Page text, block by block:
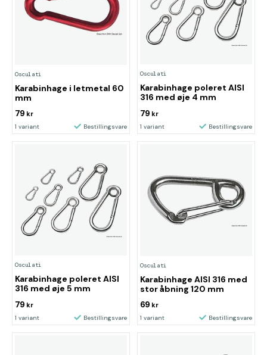
Osculati
Karabinhage i letmetal 60
mm
79 kr
1 variant Bestillingsvare
Osculati
Karabinhage poleret AISI
316 med øje 4 mm
79 kr
1 variant Bestillingsvare
Osculati
Karabinhage poleret AISI
316 med øje 5 mm
79 kr
1 variant Bestillingsvare
Osculati
Karabinhage AISI 316 med
stor åbning 120 mm
69 kr
1 variant Bestillingsvare